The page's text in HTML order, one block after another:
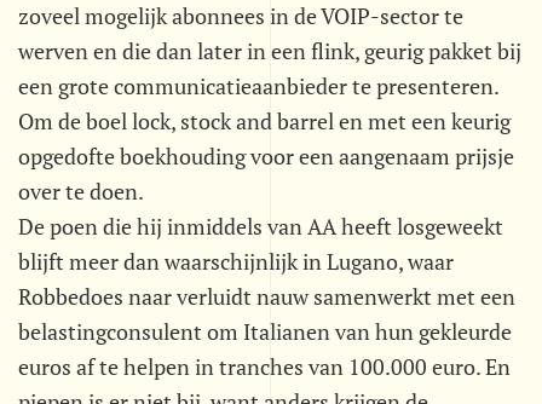
zoveel mogelijk abonnees in de VOIP-sector te
werven en die dan later in een flink, geurig pakket bij
een grote communicatieaanbieder te presenteren.
Om de boel lock, stock and barrel en met een keurig
opgedofte boekhouding voor een aangenaam prijsje
over te doen.
De poen die hij inmiddels van AA heeft losgeweekt
blijft meer dan waarschijnlijk in Lugano, waar
Robbedoes naar verluidt nauw samenwerkt met een
belastingconsulent om Italianen van hun gekleurde
euros af te helpen in tranches van 100.000 euro. En